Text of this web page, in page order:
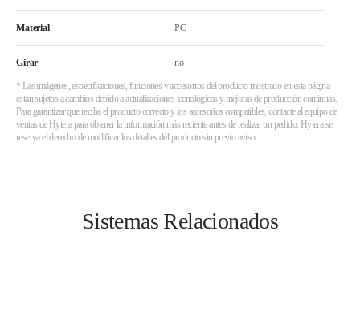
Material PC
Girar no
* Las imágenes, especificaciones, funciones y accesorios del producto mostrado en esta página
están sujetos a cambios debido a actualizaciones tecnológicas y mejoras de producción continuas.
Para garantizar que reciba el producto correcto y los accesorios compatibles, contacte al equipo de
ventas de Hytera para obtener la información más reciente antes de realizar un pedido. Hytera se
reserva el derecho de modificar los detalles del producto sin previo aviso.
Sistemas Relacionados